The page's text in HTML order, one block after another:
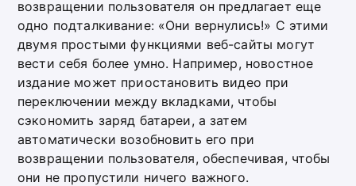
возвращении пользователя он предлагает еще
одно подталкивание: «Они вернулись!» С этими
двумя простыми функциями веб-сайты могут
вести себя более умно. Например, новостное
издание может приостановить видео при
переключении между вкладками, чтобы
сэкономить заряд батареи, а затем
автоматически возобновить его при
возвращении пользователя, обеспечивая, чтобы
они не пропустили ничего важного.